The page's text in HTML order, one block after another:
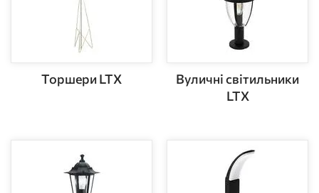
Торшери LTX
Вуличні світильники
LTX